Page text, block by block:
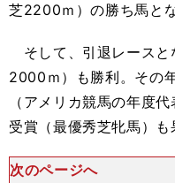
芝2200ｍ）の勝ち馬とな
そして、引退レースと
2000ｍ）も勝利。その
（アメリカ競馬の年度
受賞（最優秀芝牝馬）も
次のページへ